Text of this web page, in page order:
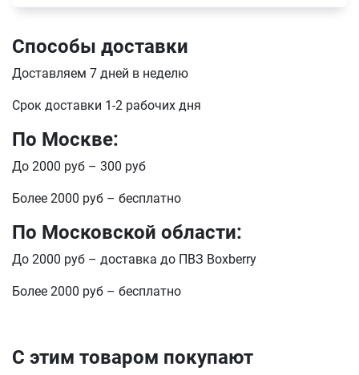
Способы доставки
Доставляем 7 дней в неделю
Срок доставки 1-2 рабочих дня
По Москве:
До 2000 руб – 300 руб
Более 2000 руб – бесплатно
По Московской области:
До 2000 руб – доставка до ПВЗ Boxberry
Более 2000 руб – бесплатно
С этим товаром покупают
Продолжить покупки
Оформить заказ